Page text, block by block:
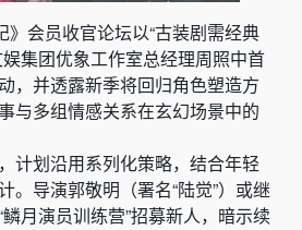
会员收官论坛以“古装剧需经典
集团优象工作室总经理周照中首
，并透露新季将回归角色塑造方
与多组情感关系在玄幻场景中的
计划沿用系列化策略，结合年轻
。导演郭敬明（署名“陆觉”）或继
月演员训练营”招募新人，暗示续